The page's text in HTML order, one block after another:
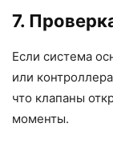
7.
Если система
или
что клапаны
моменты.